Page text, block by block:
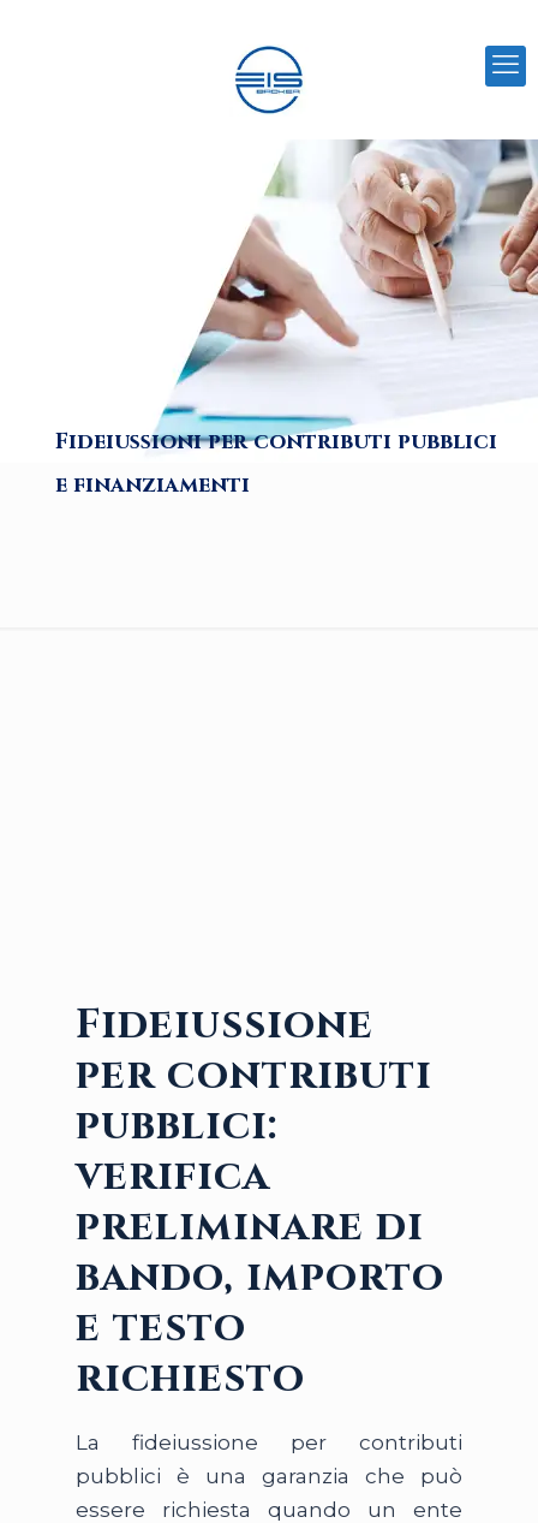
Fideiussioni per contributi pubblici
e finanziamenti
Fideiussione
per contributi
pubblici:
verifica
preliminare di
bando, importo
e testo
richiesto
La fideiussione per contributi
pubblici è una garanzia che può
essere richiesta quando un ente